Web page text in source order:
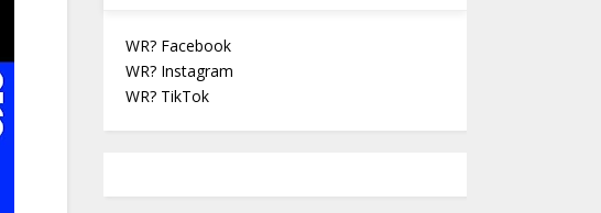
WR? Facebook
WR? Instagram
WR? TikTok